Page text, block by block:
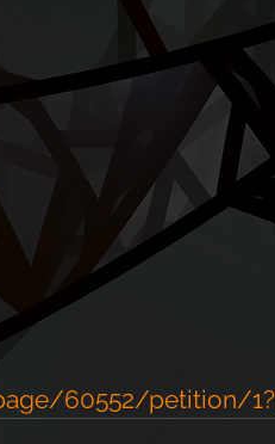
60552/petition/